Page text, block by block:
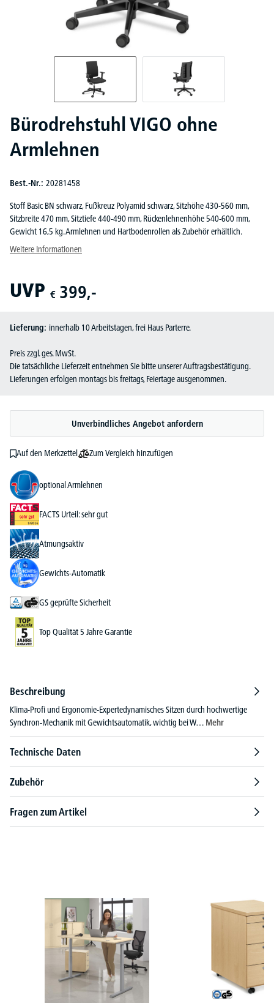
Bürodrehstuhl VIGO ohne
Armlehnen
Best.-Nr.: 20281458
Stoff Basic BN schwarz, Fußkreuz Polyamid schwarz, Sitzhöhe 430-560 mm,
Sitzbreite 470 mm, Sitztiefe 440-490 mm, Rückenlehnenhöhe 540-600 mm,
Gewicht 16,5 kg. Armlehnen und Hartbodenrollen als Zubehör erhältlich.
Weitere Informationen
UVP € 399,-
Lieferung: innerhalb 10 Arbeitstagen, frei Haus Parterre.
Preis zzgl. ges. MwSt.
Die tatsächliche Lieferzeit entnehmen Sie bitte unserer Auftragsbestätigung.
Lieferungen erfolgen montags bis freitags, Feiertage ausgenommen.
Unverbindliches Angebot anfordern
Auf den Merkzettel Zum Vergleich hinzufügen
optional Armlehnen
FACTS Urteil: sehr gut
Atmungsaktiv
Gewichts-Automatik
GS geprüfte Sicherheit
Top Qualität 5 Jahre Garantie
Beschreibung
Klima-Profi und Ergonomie-Expertedynamisches Sitzen durch hochwertige
Synchron-Mechanik mit Gewichtsautomatik, wichtig bei W… Mehr
Technische Daten
Zubehör
Fragen zum Artikel